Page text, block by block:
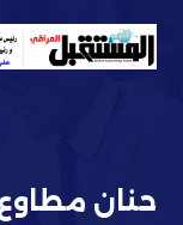
حنان مطاوع